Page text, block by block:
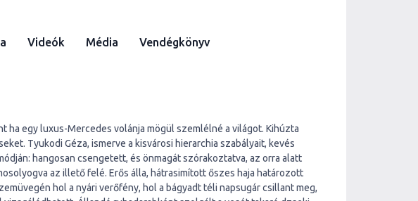
Videók Média Vendégkönyv
ha egy luxus-Mercedes volánja mögül szemlélné a világot. Kihúzta
Tyukodi Géza, ismerve a kisvárosi hierarchia szabályait, kevés
hangosan csengetett, és önmagát szórakoztatva, az orra alatt
az illető felé. Erős álla, hátrasimított őszes haja határozott
hol a nyári verőfény, hol a bágyadt téli napsugár csillant meg,